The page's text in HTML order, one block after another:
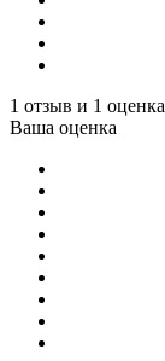
1 отзыв и 1 оценка
Ваша оценка